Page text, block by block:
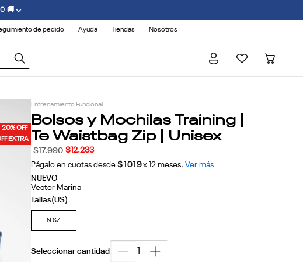
🚚
de pedido Ayuda Tiendas Nosotros
20% OFF
EXTRA
Entrenamiento Funcional
Bolsos y Mochilas Training |
Te Waistbag Zip | Unisex
$17.990 $12.233
Págalo en cuotas desde $1019 x 12meses. Ver más
NUEVO
Vector Marina
N SZ